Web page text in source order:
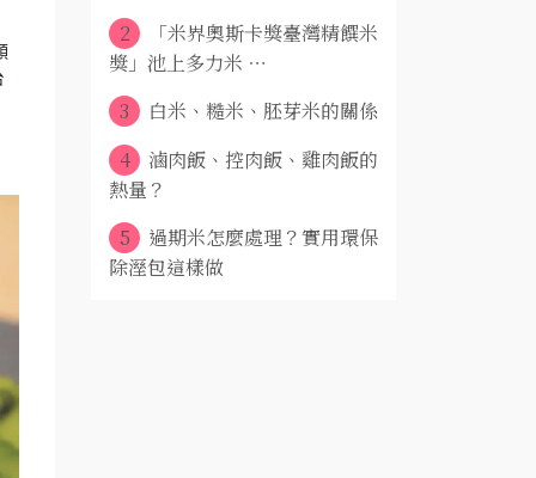
2
「米界奧斯卡獎臺灣精饌米
獎」池上多力米 ⋯
3
白米、糙米、胚芽米的關係
4
滷肉飯、控肉飯、雞肉飯的
熱量？
5
過期米怎麼處理？實用環保
除溼包這樣做